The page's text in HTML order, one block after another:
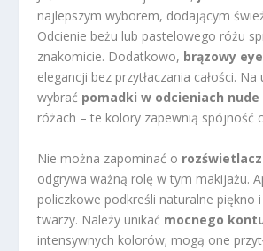
najlepszym wyborem, dodającym
Odcienie beżu lub pastelowego różu
znakomicie. Dodatkowo, brązowy
elegancji bez przytłaczania całości.
wybrać pomadki w odcieniach nude
różach – te kolory zapewnią spójność
Nie można zapominać o
odgrywa ważną rolę w tym makijażu.
policzkowe podkreśli naturalne piękno
twarzy. Należy unikać mocnego
intensywnych kolorów; mogą one